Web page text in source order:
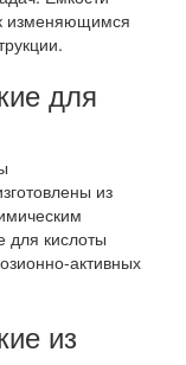
изменяющимся
для
из
для кислоты
активных
из